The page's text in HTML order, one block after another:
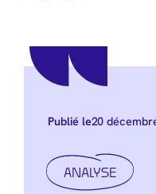
Publié le20
ANALYSE